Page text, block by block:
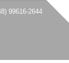
99616-2644